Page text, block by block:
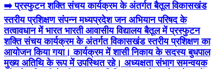
➡️ प्रस्फुटन शक्ति संचय कार्यक्रम के अंतर्गत बैतूल विकासखंड
स्तरीय प्रशिक्षण संपन्न मध्यप्रदेश जन अभियान परिषद के
तत्वावधान में भारत भारती आवासीय विद्यालय बैतूल में प्रस्फुटन
शक्ति संचय कार्यक्रम के अंतर्गत विकासखंड स्तरीय प्रशिक्षण का
आयोजन किया गया। कार्यक्रम में शासी निकाय के सदस्य बुधपाल
मुख्य अतिथि के रूप में उपस्थित रहे। अध्यक्षता संभाग समन्वयक